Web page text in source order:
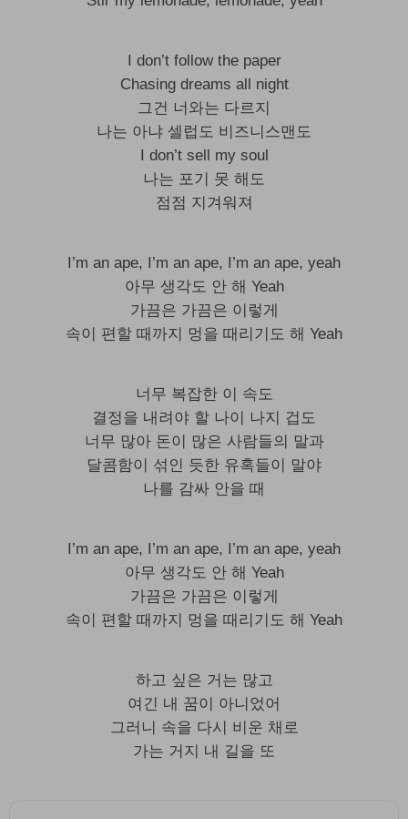
I don’t follow the paper
Chasing dreams all night
그건 너와는 다르지
나는 아냐 셀럽도 비즈니스맨도
I don’t sell my soul
나는 포기 못 해도
점점 지겨워져
I’m an ape, I’m an ape, I’m an ape, yeah
아무 생각도 안 해 Yeah
가끔은 가끔은 이렇게
속이 편할 때까지 멍을 때리기도 해 Yeah
너무 복잡한 이 속도
결정을 내려야 할 나이 나지 겁도
너무 많아 돈이 많은 사람들의 말과
달콤함이 섞인 듯한 유혹들이 말야
나를 감싸 안을 때
I’m an ape, I’m an ape, I’m an ape, yeah
아무 생각도 안 해 Yeah
가끔은 가끔은 이렇게
속이 편할 때까지 멍을 때리기도 해 Yeah
하고 싶은 거는 많고
여긴 내 꿈이 아니었어
그러니 속을 다시 비운 채로
가는 거지 내 길을 또